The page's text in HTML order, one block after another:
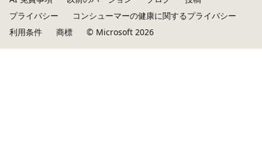
プライバシー
コンシューマーの健康に関するプライバシー
利用条件
商標 © Microsoft 2026